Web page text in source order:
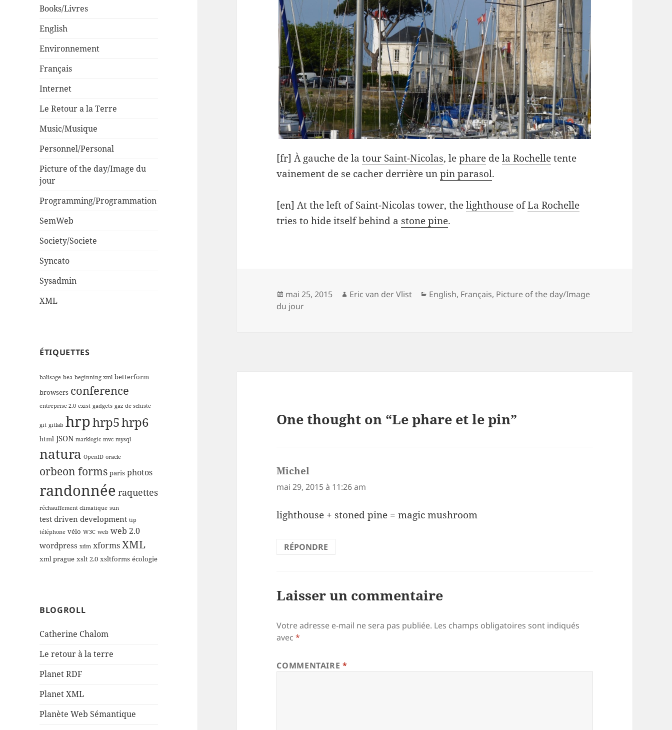
Books/Livres
English
Environnement
Français
Internet
Le Retour a la Terre
Music/Musique
Personnel/Personal
Picture of the day/Image du
jour
Programming/Programmation
SemWeb
Society/Societe
Syncato
Sysadmin
XML
ÉTIQUETTES
balisage bea beginning xml betterform
browsers conference
entreprise 2.0 exist gadgets gaz de schiste
git gitlab hrphrp5hrp6
html JSON marklogic mvc mysql
natura OpenID oracle
orbeon forms paris photos
randonnée raquettes
réchauffement climatique sun
test driven development tip
téléphone vélo W3C web web 2.0
wordpress xdm xformsXML
xml prague xslt 2.0 xsltforms écologie
BLOGROLL
Catherine Chalom
Le retour à la terre
Planet RDF
Planet XML
Planète Web Sémantique
[fr] À gauche de latour Saint-Nicolas, lephare dela Rochelletente
vainement de se cacher derrière unpin parasol.
[en] At the left of Saint-Nicolas tower, thelighthouse ofLa Rochelle
tries to hide itself behind a stone pine.
Posted
on
mai 25, 2015 Author
Eric van der Vlist Categories
English, Français, Picture of the day/Image
du jour
One thought on “Le phare et le pin”
Michel
mai 29, 2015 à 11:26 am
lighthouse + stoned pine = magic mushroom
RÉPONDRE
Laisser un commentaire
Votre adresse e-mail ne sera pas publiée. Les champs obligatoires sont indiqués
avec*
COMMENTAIRE*